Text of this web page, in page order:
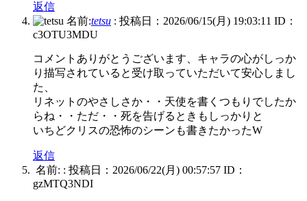
返信
名前:tetsu : 投稿日：2026/06/15(月) 19:03:11 ID：
c3OTU3MDU
コメントありがとうございます、キャラの心がしっか
り描写されていると受け取っていただいて安心しまし
た、
リネットのやさしさか・・天使を書くつもりでしたか
らね・・ただ・・死を告げるときもしっかりと
いちどクリスの恐怖のシーンも書きたかったW
返信
名前: : 投稿日：2026/06/22(月) 00:57:57 ID：
gzMTQ3NDI